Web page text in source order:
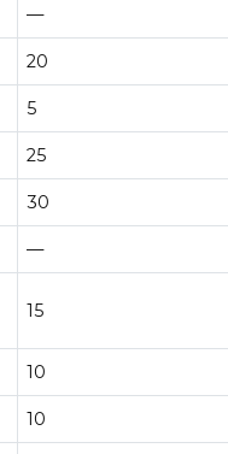
—
20
5
25
30
—
15
10
10